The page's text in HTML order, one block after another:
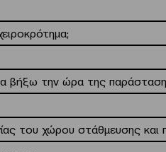
βήξω την ώρα της
του χώρου στάθμευσης και